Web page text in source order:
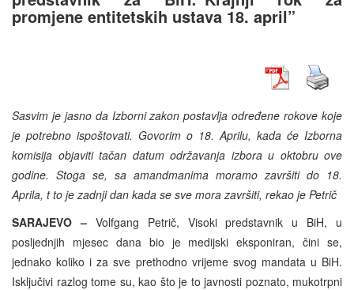
promjene entitetskih ustava 18. april”
Sasvim je jasno da Izborni zakon postavlja određene rokove koje
je potrebno ispoštovati. Govorim o 18. Aprilu, kada će Izborna
komisija objaviti tačan datum održavanja izbora u oktobru ove
godine. Stoga se, sa amandmanima moramo završiti do 18.
Aprila, t to je zadnji dan kada se sve mora završiti, rekao je Petrič
SARAJEVO – Volfgang Petrič, Visoki predstavnik u BiH, u
posljednjih mjesec dana bio je medijski eksponiran, čini se,
jednako koliko i za sve prethodno vrijeme svog mandata u BiH.
Isključivi razlog tome su, kao što je to javnosti poznato, mukotrpni